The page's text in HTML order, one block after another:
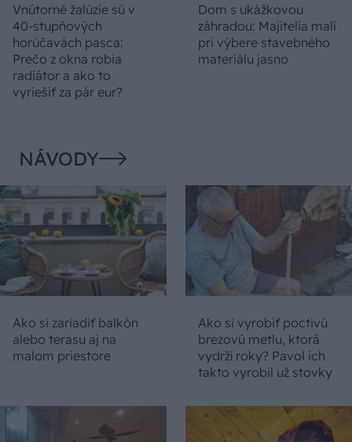
Vnútorné žalúzie sú v
40-stupňových
horúčavách pasca:
Prečo z okna robia
radiátor a ako to
vyriešiť za pár eur?
Dom s ukážkovou
záhradou: Majitelia mali
pri výbere stavebného
materiálu jasno
NÁVODY
Ako si zariadiť balkón
alebo terasu aj na
malom priestore
Ako si vyrobiť poctivú
brezovú metlu, ktorá
vydrží roky? Pavol ich
takto vyrobil už stovky